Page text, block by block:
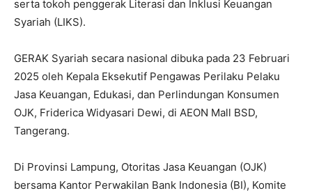
serta tokoh penggerak Literasi dan Inklusi Keuangan
Syariah (LIKS).
GERAK Syariah secara nasional dibuka pada 23 Februari
2025 oleh Kepala Eksekutif Pengawas Perilaku Pelaku
Jasa Keuangan, Edukasi, dan Perlindungan Konsumen
OJK, Friderica Widyasari Dewi, di AEON Mall BSD,
Tangerang.
Di Provinsi Lampung, Otoritas Jasa Keuangan (OJK)
bersama Kantor Perwakilan Bank Indonesia (BI), Komite